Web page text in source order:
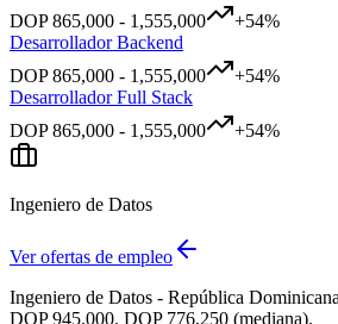
DOP 865,000 - 1,555,000 +54%
Desarrollador Backend
DOP 865,000 - 1,555,000 +54%
Desarrollador Full Stack
DOP 865,000 - 1,555,000 +54%
Ingeniero de Datos
Ver ofertas de empleo
Ingeniero de Datos - República
DOP 945,000. DOP 776,250 (mediana).